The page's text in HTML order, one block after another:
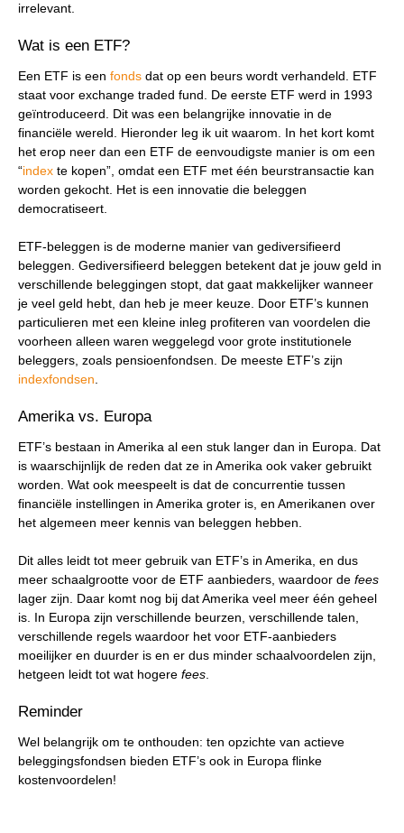
irrelevant.
Wat is een ETF?
Een ETF is een fonds dat op een beurs wordt verhandeld. ETF
staat voor exchange traded fund. De eerste ETF werd in 1993
geïntroduceerd. Dit was een belangrijke innovatie in de
financiële wereld. Hieronder leg ik uit waarom. In het kort komt
het erop neer dan een ETF de eenvoudigste manier is om een
“index te kopen”, omdat een ETF met één beurstransactie kan
worden gekocht. Het is een innovatie die beleggen
democratiseert.
ETF-beleggen is de moderne manier van gediversifieerd
beleggen. Gediversifieerd beleggen betekent dat je jouw geld in
verschillende beleggingen stopt, dat gaat makkelijker wanneer
je veel geld hebt, dan heb je meer keuze. Door ETF’s kunnen
particulieren met een kleine inleg profiteren van voordelen die
voorheen alleen waren weggelegd voor grote institutionele
beleggers, zoals pensioenfondsen. De meeste ETF’s zijn
indexfondsen.
Amerika vs. Europa
ETF’s bestaan in Amerika al een stuk langer dan in Europa. Dat
is waarschijnlijk de reden dat ze in Amerika ook vaker gebruikt
worden. Wat ook meespeelt is dat de concurrentie tussen
financiële instellingen in Amerika groter is, en Amerikanen over
het algemeen meer kennis van beleggen hebben.
Dit alles leidt tot meer gebruik van ETF’s in Amerika, en dus
meer schaalgrootte voor de ETF aanbieders, waardoor de fees
lager zijn. Daar komt nog bij dat Amerika veel meer één geheel
is. In Europa zijn verschillende beurzen, verschillende talen,
verschillende regels waardoor het voor ETF-aanbieders
moeilijker en duurder is en er dus minder schaalvoordelen zijn,
hetgeen leidt tot wat hogere fees.
Reminder
Wel belangrijk om te onthouden: ten opzichte van actieve
beleggingsfondsen bieden ETF’s ook in Europa flinke
kostenvoordelen!